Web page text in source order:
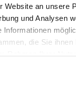
Website an unsere
und Analysen
Informationen
die Sie ihnen
Seite, sowie in
x 110 mm with
ball bearing guiding
mm, available pitches
lengths 320 mm or 500